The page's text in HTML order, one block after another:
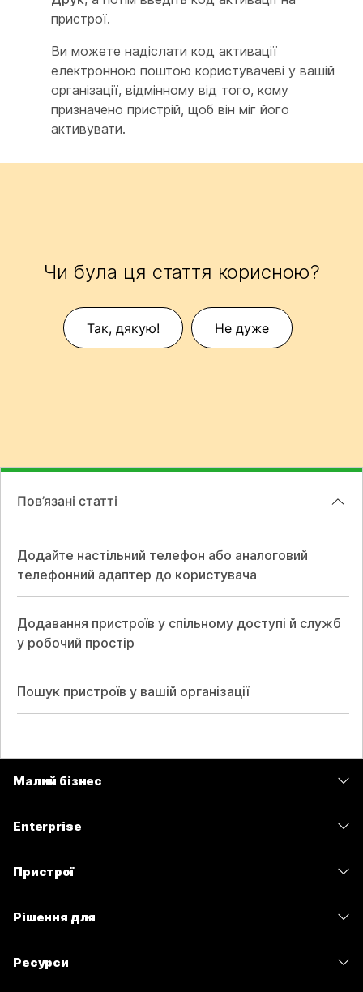
пристрої.
Ви можете надіслати код активації
електронною поштою користувачеві у вашій
організації, відмінному від того, кому
призначено пристрій, щоб він міг його
активувати.
Чи була ця стаття корисною?
Так, дякую! Не дуже
Пов’язані статті
Додайте настільний телефон або аналоговий
телефонний адаптер до користувача
Додавання пристроїв у спільному доступі й служб
у робочий простір
Пошук пристроїв у вашій організації
Малий бізнес
Enterprise
Пристрої
Рішення для
Ресурси